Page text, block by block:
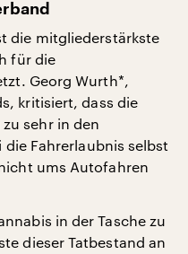
die mitgliederstärkste
für die
Georg Wurth*,
kritisiert, dass die
sehr in den
Fahrerlaubnis selbst
ums Autofahren
in der Tasche zu
dieser Tatbestand an